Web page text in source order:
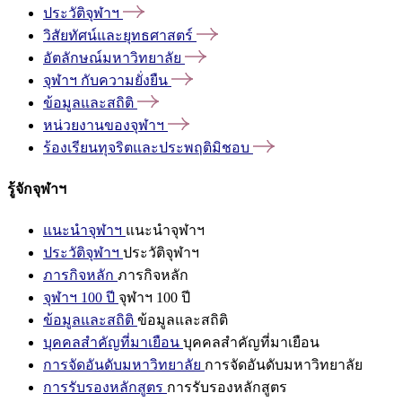
ประวัติจุฬาฯ
วิสัยทัศน์และยุทธศาสตร์
อัตลักษณ์มหาวิทยาลัย
จุฬาฯ กับความยั่งยืน
ข้อมูลและสถิติ
หน่วยงานของจุฬาฯ
ร้องเรียนทุจริตและประพฤติมิชอบ
รู้จักจุฬาฯ
แนะนำจุฬาฯ แนะนำจุฬาฯ
ประวัติจุฬาฯ ประวัติจุฬาฯ
ภารกิจหลัก ภารกิจหลัก
จุฬาฯ 100 ปี จุฬาฯ 100 ปี
ข้อมูลและสถิติ ข้อมูลและสถิติ
บุคคลสำคัญที่มาเยือน บุคคลสำคัญที่มาเยือน
การจัดอันดับมหาวิทยาลัย การจัดอันดับมหาวิทยาลัย
การรับรองหลักสูตร การรับรองหลักสูตร